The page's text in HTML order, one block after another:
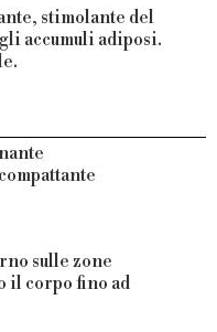
stimolante del
accumuli adiposi.
sulle zone
il corpo fino ad